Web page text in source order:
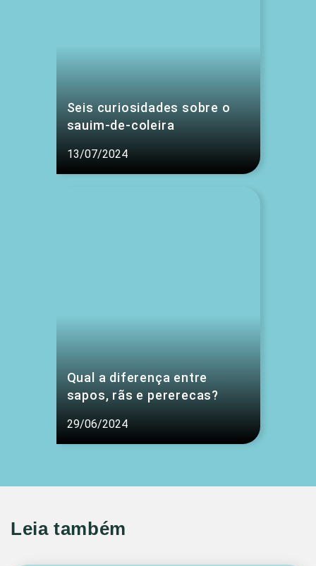
Seis curiosidades sobre o
sauim-de-coleira
13/07/2024
Qual a diferença entre
sapos, rãs e pererecas?
29/06/2024
Leia também